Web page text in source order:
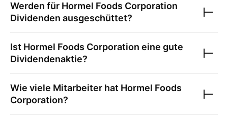
Werden für Hormel Foods Corporation
Dividenden ausgeschüttet?
Ist Hormel Foods Corporation eine gute
Dividendenaktie?
Wie viele Mitarbeiter hat Hormel Foods
Corporation?